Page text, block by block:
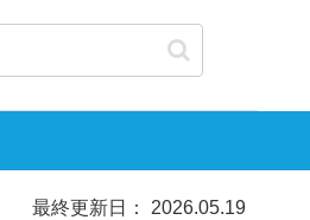
最終更新日： 2026.05.19